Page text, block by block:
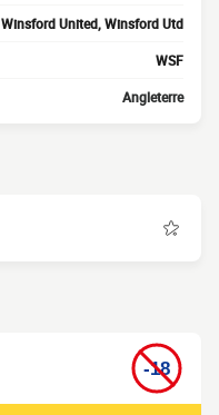
Winsford United, Winsford Utd
WSF
Angleterre